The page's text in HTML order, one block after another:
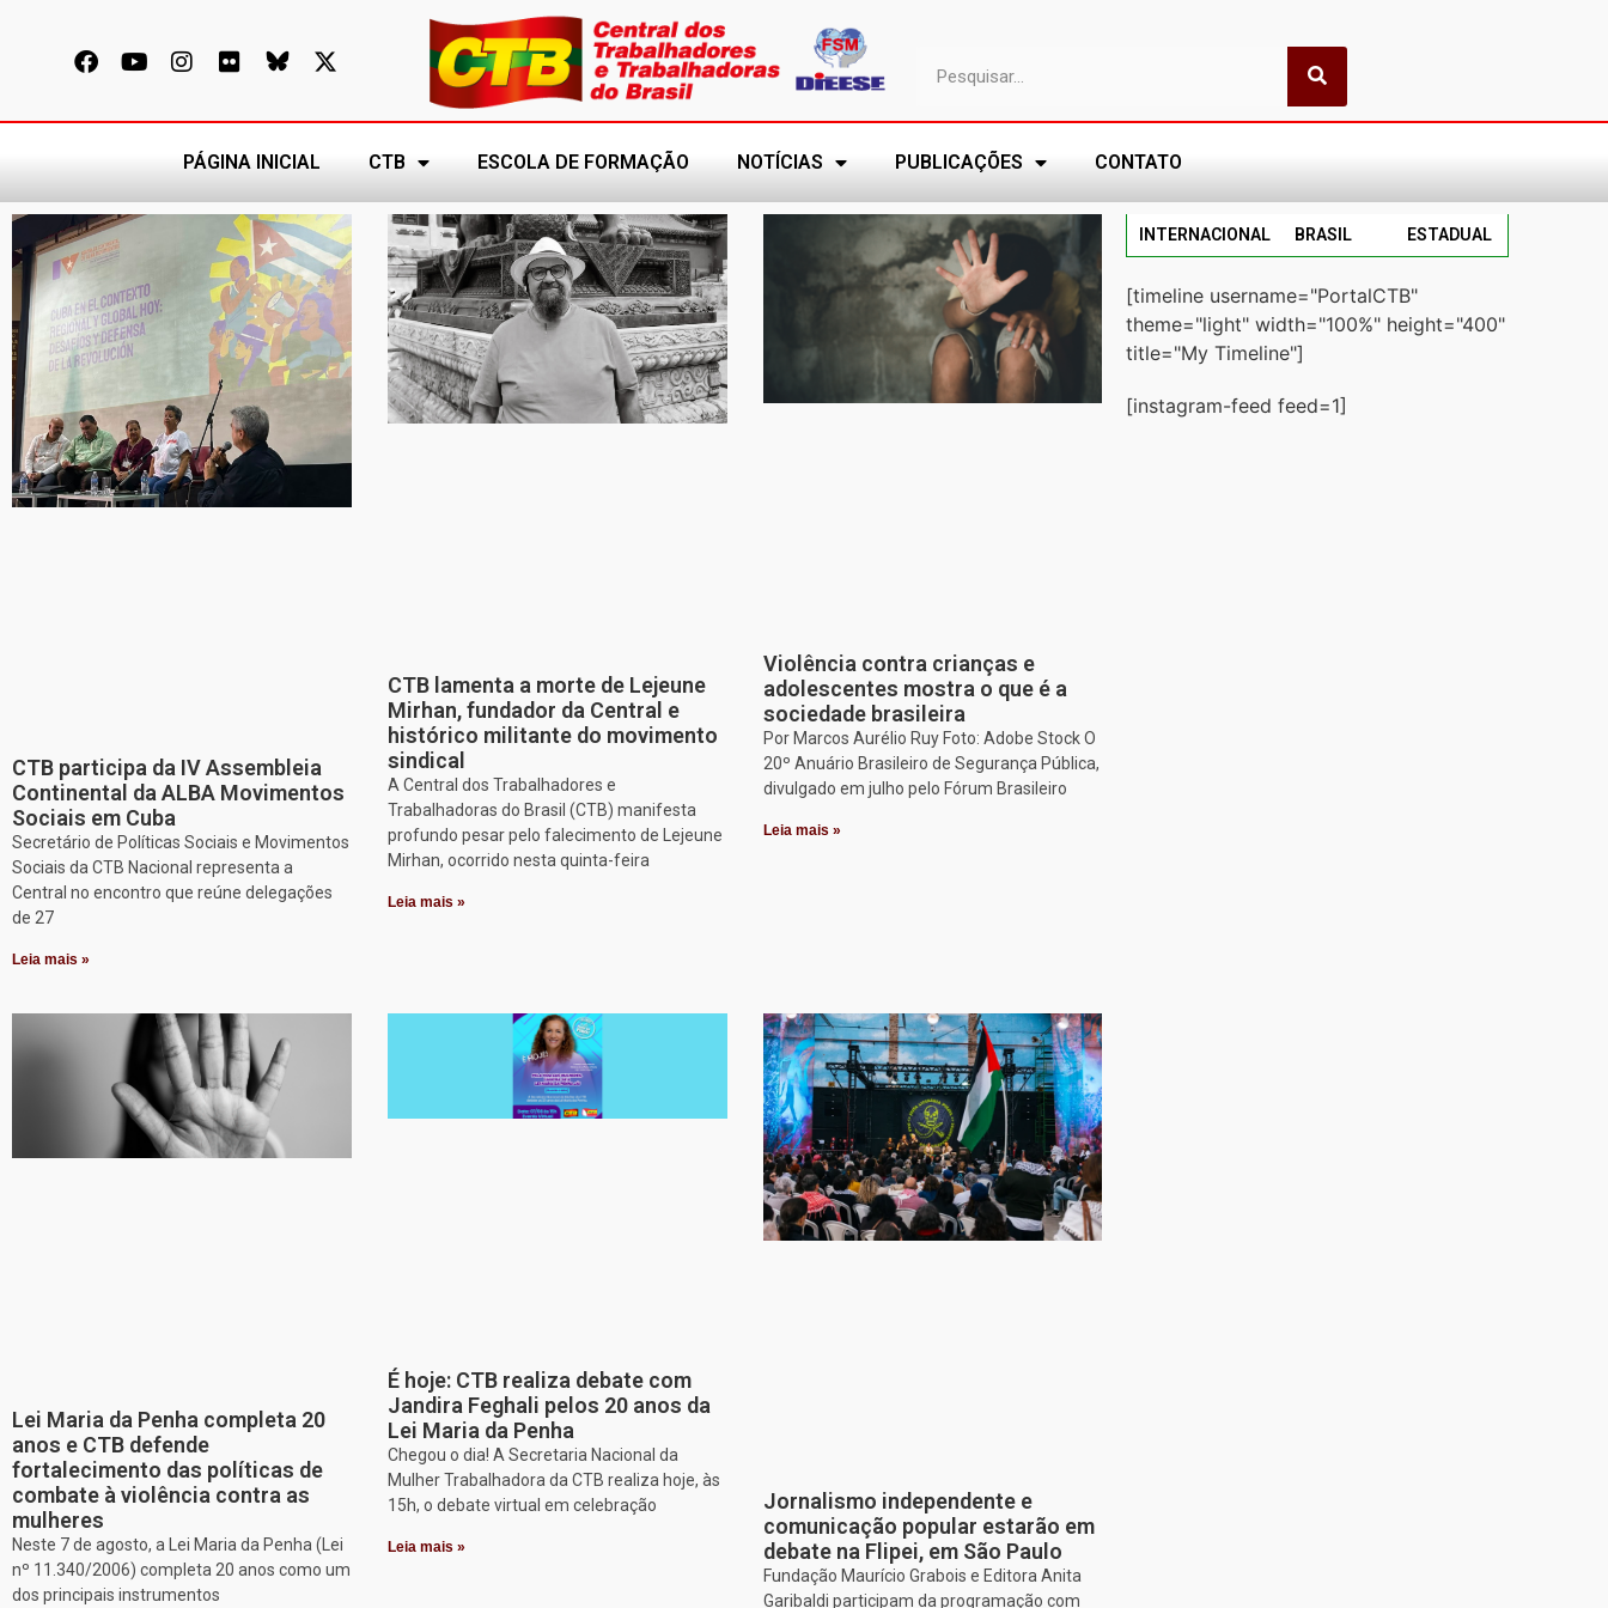
PÁGINA INICIAL CTB ESCOLA DE FORMAÇÃO NOTÍCIAS PUBLICAÇÕES CONTATO
CTB participa da IV Assembleia
Continental da ALBA Movimentos
Sociais em Cuba
Secretário de Políticas Sociais e Movimentos
Sociais da CTB Nacional representa a
Central no encontro que reúne delegações
de 27
Leia mais »
CTB lamenta a morte de Lejeune
Mirhan, fundador da Central e
histórico militante do movimento
sindical
A Central dos Trabalhadores e
Trabalhadoras do Brasil (CTB) manifesta
profundo pesar pelo falecimento de Lejeune
Mirhan, ocorrido nesta quinta-feira
Leia mais »
Violência contra crianças e
adolescentes mostra o que é a
sociedade brasileira
Por Marcos Aurélio Ruy Foto: Adobe Stock O
20º Anuário Brasileiro de Segurança Pública,
divulgado em julho pelo Fórum Brasileiro
Leia mais »
Lei Maria da Penha completa 20
anos e CTB defende
fortalecimento das políticas de
combate à violência contra as
mulheres
Neste 7 de agosto, a Lei Maria da Penha (Lei
nº 11.340/2006) completa 20 anos como um
dos principais instrumentos
É hoje: CTB realiza debate com
Jandira Feghali pelos 20 anos da
Lei Maria da Penha
Chegou o dia! A Secretaria Nacional da
Mulher Trabalhadora da CTB realiza hoje, às
15h, o debate virtual em celebração
Leia mais »
Jornalismo independente e
comunicação popular estarão em
debate na Flipei, em São Paulo
Fundação Maurício Grabois e Editora Anita
Garibaldi participam da programação com
INTERNACIONAL BRASIL ESTADUAL
[timeline username="PortalCTB"
theme="light" width="100%" height="400"
title="My Timeline"]
[instagram-feed feed=1]